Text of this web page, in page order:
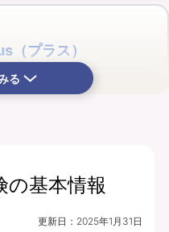
（プラス）
保険期間
る
の基本情報
更新日： 2025年1月31日